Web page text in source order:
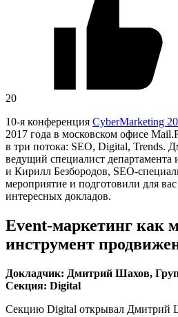
20
10-я конференция CyberMarketing
2017 года в московском офисе
в три потока: SEO, Digital, Trends.
ведущий специалист департамента
и Кирилл Безбородов, SEO-
мероприятие и подготовили для
интересных докладов.
Event-маркетинг как
инструмент
Докладчик: Дмитрий Шахов,
Секция: Digital
Секцию Digital открывал Дмитрий